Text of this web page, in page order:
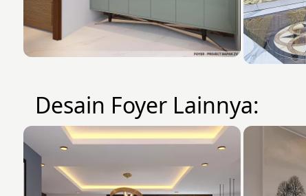
Desain Foyer Lainnya: